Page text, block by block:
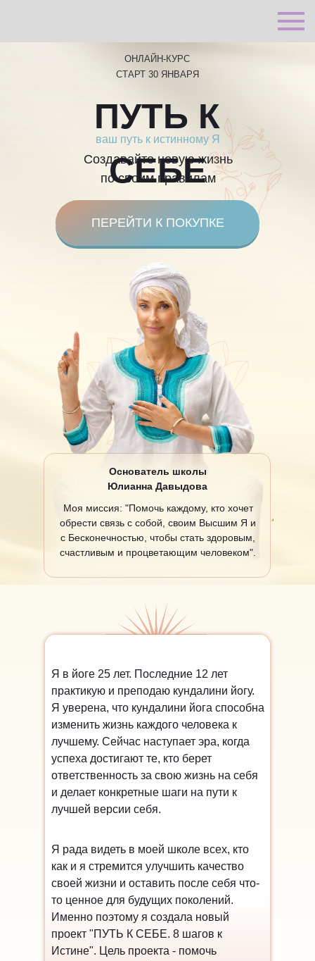
Создавайте новую жизнь
по своим правилам
ПУТЬ К
СЕБЕ
Основатель школы
Юлианна Давыдова
Моя миссия: "Помочь каждому, кто хочет
обрести связь с собой, своим Высшим Я и
с Бесконечностью, чтобы стать здоровым,
счастливым и процветающим человеком".
ОНЛАЙН-КУРС
СТАРТ 30 ЯНВАРЯ
ваш путь к истинному Я
ПЕРЕЙТИ К ПОКУПКЕ
Я в йоге 25 лет. Последние 12 лет
практикую и преподаю кундалини йогу.
Я уверена, что кундалини йога способна
изменить жизнь каждого человека к
лучшему. Сейчас наступает эра, когда
успеха достигают те, кто берет
ответственность за свою жизнь на себя
и делает конкретные шаги на пути к
лучшей версии себя.
Я рада видеть в моей школе всех, кто
как и я стремится улучшить качество
своей жизни и оставить после себя что-
то ценное для будущих поколений.
Именно поэтому я создала новый
проект "ПУТЬ К СЕБЕ. 8 шагов к
Истине". Цель проекта - помочь